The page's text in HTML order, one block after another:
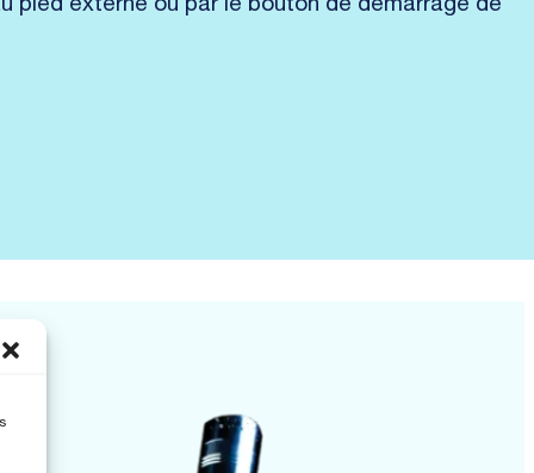
pied externe ou par le bouton de démarrage de